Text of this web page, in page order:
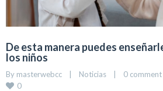
De esta manera puedes
los niños
By masterwebcc | Noticias | 0 comment
0